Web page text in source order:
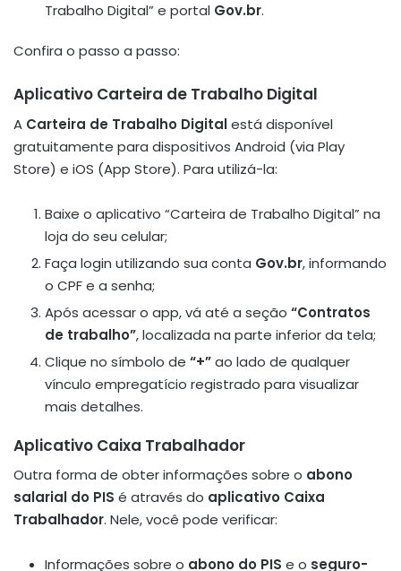
Trabalho Digital” e portal Gov.br.
Confira o passo a passo:
Aplicativo Carteira de Trabalho Digital
A Carteira de Trabalho Digitalestá disponível
gratuitamente para dispositivos Android (via Play
Store) e iOS (App Store). Para utilizá-la:
Baixe o aplicativo “Carteira de Trabalho Digital” na
loja do seu celular;
Faça login utilizando sua conta Gov.br, informando
o CPF e a senha;
Após acessar o app, vá até a seção “Contratos
de trabalho”, localizada na parte inferior da tela;
Clique no símbolo de “+”ao lado de qualquer
vínculo empregatício registrado para visualizar
mais detalhes.
Aplicativo Caixa Trabalhador
Outra forma de obter informações sobre o abono
salarial do PIS é através do aplicativo Caixa
Trabalhador. Nele, você pode verificar:
Informações sobre o abono do PIS e o seguro-